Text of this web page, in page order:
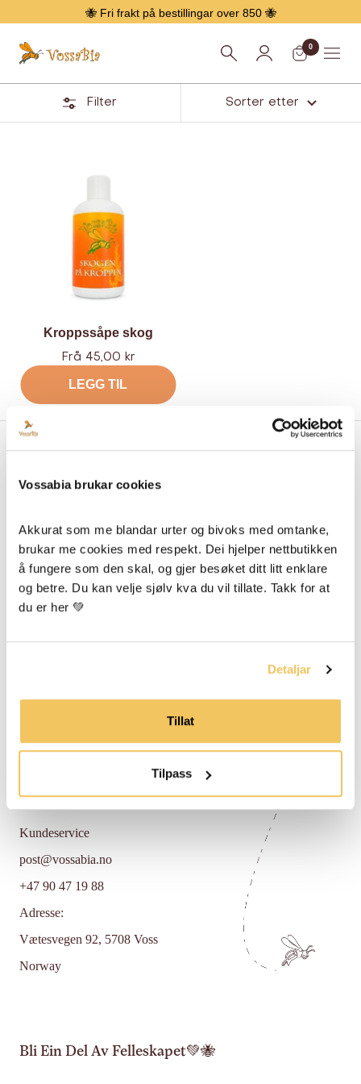
Vossabia brukar cookies
Akkurat som me blandar urter og bivoks med omtanke,
brukar me cookies med respekt. Dei hjelper nettbutikken
å fungere som den skal, og gjer besøket ditt litt enklare
og betre. Du kan velje sjølv kva du vil tillate. Takk for at
du er her 💚
Detaljar
Tillat
Tilpass
🐝 Fri frakt på bestillingar over 850 🐝
Meny
Vossabia 0
Filter Sorter etter
Kroppssåpe skog
Tilbud
Frå 45,00 kr
LEGG TIL
Forhandlarar
Media Og Samarbeid
Blogg
Personvernpolicy
Kontakt
Kundeservice
post@vossabia.no
+47 90 47 19 88
Adresse:
Vætesvegen 92, 5708 Voss
Norway
Bli Ein Del Av Felleskapet💚🐝